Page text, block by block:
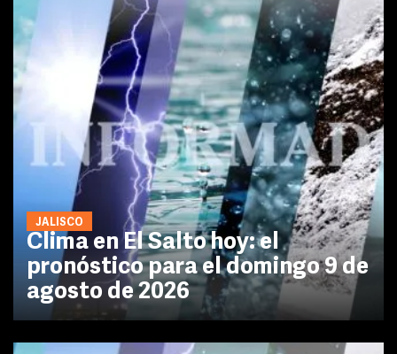
JALISCO
Clima en El Salto hoy: el
pronóstico para el domingo 9 de
agosto de 2026